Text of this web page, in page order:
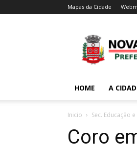
Mapas da Cidade
HOME A
Inicio Sec. Educação
Coro